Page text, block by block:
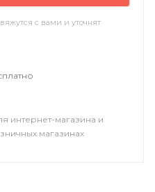
с вами и уточнят
интернет-магазина и
магазинах